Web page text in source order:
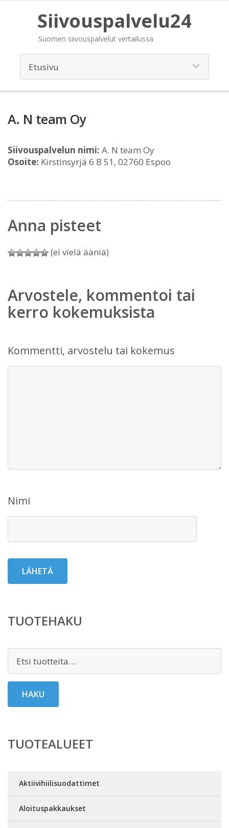
Siivouspalvelu24
Suomen siivouspalvelut vertailussa
A. N team Oy
Siivouspalvelun nimi: A. N team Oy
Osoite: Kirstinsyrjä 6 B 51, 02760 Espoo
Anna pisteet
(ei vielä ääniä)
Arvostele, kommentoi tai
kerro kokemuksista
Kommentti, arvostelu tai kokemus
Nimi
TUOTEHAKU
HAKU
TUOTEALUEET
Aktiivihiilisuodattimet
Aloituspakkaukset